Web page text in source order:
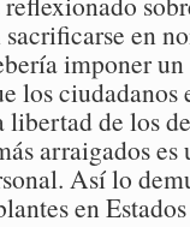
en
imponer
los ciudadanos
de los
arraigados es
Así lo
en